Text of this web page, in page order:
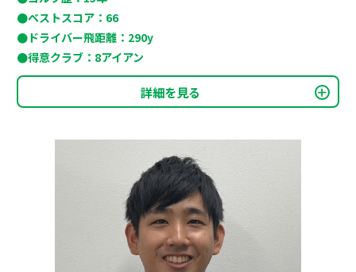
●ベストスコア：66
●ドライバー飛距離：290y
●得意クラブ：8アイアン
詳細を見る